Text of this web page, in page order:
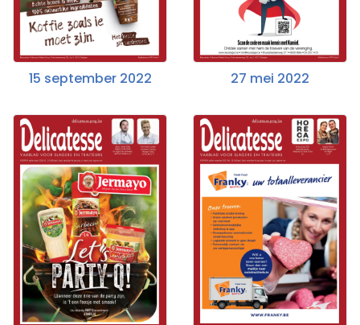
15 september 2022 27 mei 2022